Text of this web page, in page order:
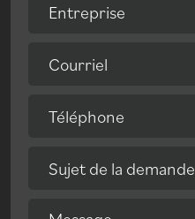
Entreprise
Courriel
Téléphone
Sujet de la demande